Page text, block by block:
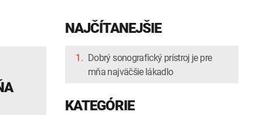
NAJČÍTANEJŠIE
1. Dobrý sonografický prístroj je pre
mňa najväčšie lákadlo
KATEGÓRIE